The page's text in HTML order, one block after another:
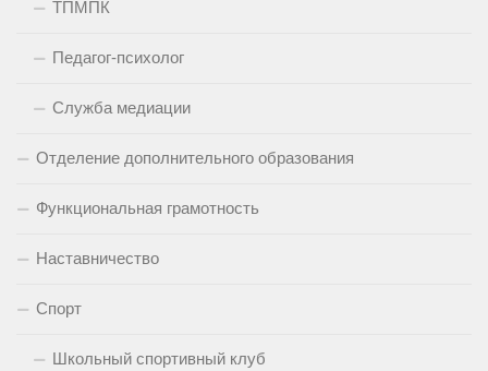
ТПМПК
Педагог-психолог
Служба медиации
Отделение дополнительного образования
Функциональная грамотность
Наставничество
Спорт
Школьный спортивный клуб